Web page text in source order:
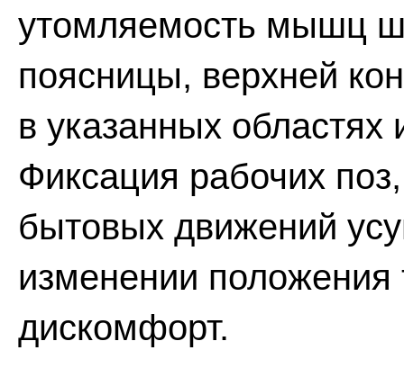
утомляемость мышц
поясницы, верхней
в указанных
Фиксация рабочих
бытовых движений
изменении
дискомфорт.